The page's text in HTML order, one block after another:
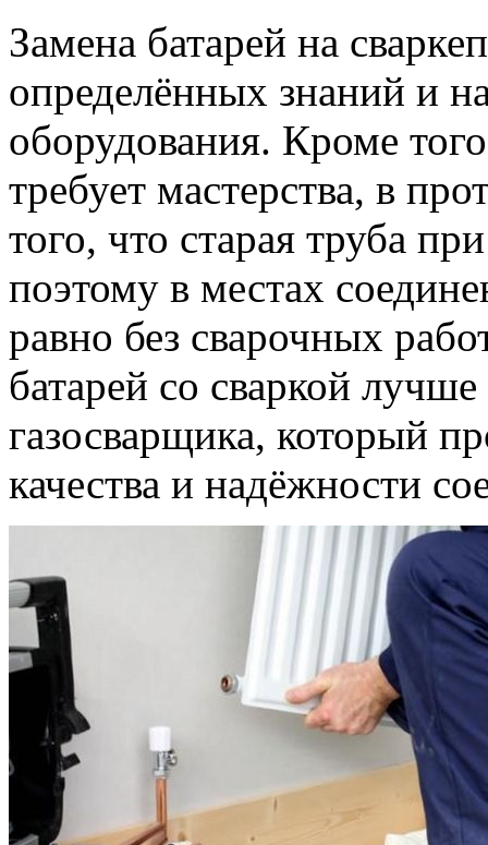
Замена батарей на
определённых знаний и
оборудования. Кроме
требует мастерства, в
того, что старая труба
поэтому в местах
равно без сварочных
батарей со сваркой
газосварщика, который
качества и надёжности